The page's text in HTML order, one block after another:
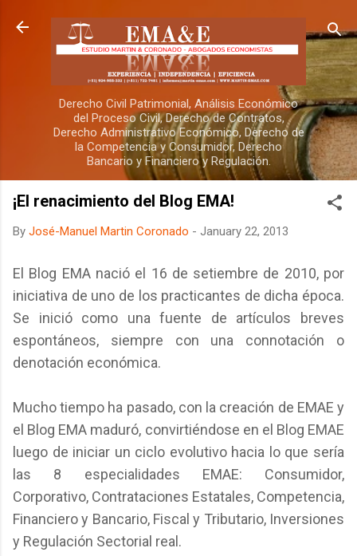
Skip to main content
Derecho Civil Patrimonial, Análisis Económico
del Proceso Civil, Derecho de Contratos,
Derecho Administrativo Económico, Derecho de
la Competencia y Consumidor, Derecho
Bancario y Financiero y Regulación.
¡El renacimiento del Blog EMA!
By José-Manuel Martin Coronado - January 22, 2013
El Blog EMA nació el 16 de setiembre de 2010, por
iniciativa de uno de los practicantes de dicha época.
Se inició como una fuente de artículos breves
espontáneos, siempre con una connotación o
denotación económica.
Mucho tiempo ha pasado, con la creación de EMAE y
el Blog EMA maduró, convirtiéndose en el Blog EMAE
luego de iniciar un ciclo evolutivo hacia lo que sería
las 8 especialidades EMAE: Consumidor,
Corporativo, Contrataciones Estatales, Competencia,
Financiero y Bancario, Fiscal y Tributario, Inversiones
y Regulación Sectorial real.